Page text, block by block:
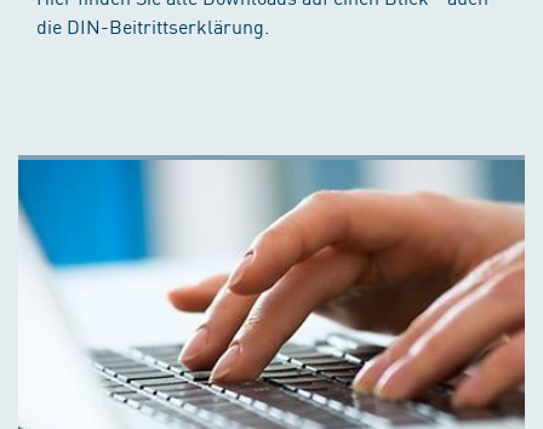
die DIN-Beitrittserklärung.